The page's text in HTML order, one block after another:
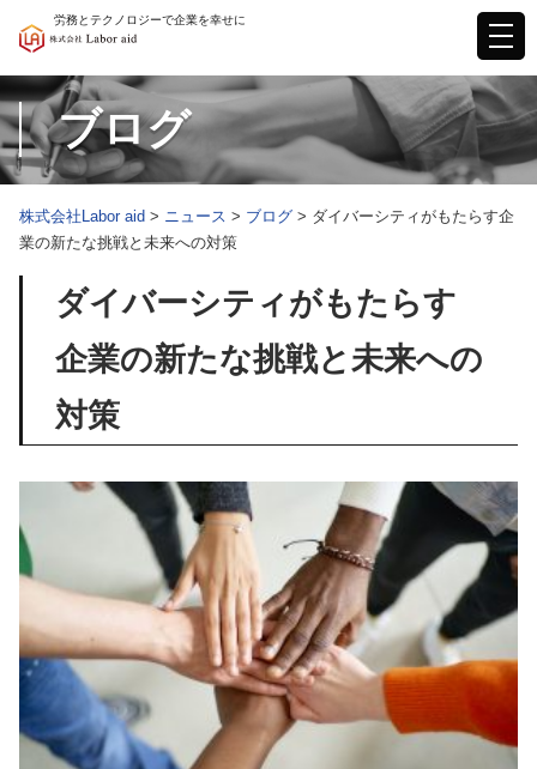
content
労務とテクノロジーで企業を幸せに
ブログ
株式会社Labor aid > ニュース > ブログ > ダイバーシティがもたらす企
業の新たな挑戦と未来への対策
ダイバーシティがもたらす
企業の新たな挑戦と未来への
対策